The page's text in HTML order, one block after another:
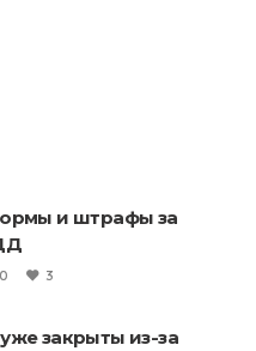
и штрафы за
0 3
закрыты из-за